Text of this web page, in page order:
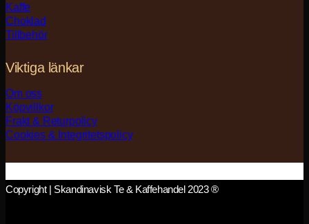
Kaffe
Choklad
Tillbehör
Viktiga länkar
Om oss
Köpvillkor
Frakt & Returpolicy
Cookies & Integritetspolicy
Copyright | Skandinavisk Te & Kaffehandel 2023 ®